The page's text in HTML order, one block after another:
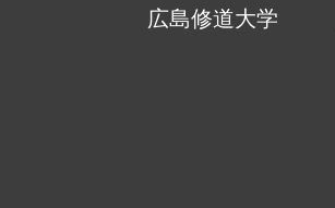
広島修道大学